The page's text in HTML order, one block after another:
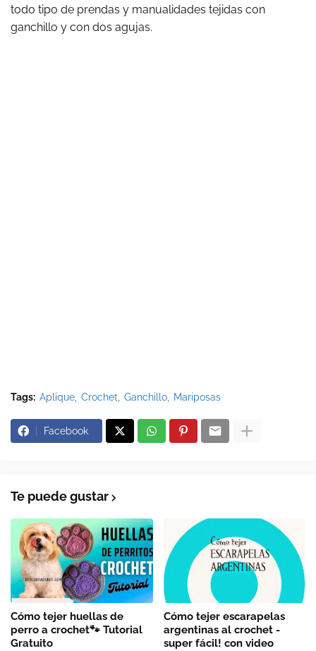
todo tipo de prendas y manualidades tejidas con
ganchillo y con dos agujas.
Tags: Aplique Crochet Ganchillo Mariposas
Facebook
Te puede gustar
Cómo tejer huellas de
perro a crochet🐾 Tutorial
Gratuito
Cómo tejer escarapelas
argentinas al crochet -
super fácil! con video